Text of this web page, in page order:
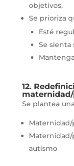
objetivos,
Se prioriza
Esté
Se sienta
12.
Se plantea
autismo